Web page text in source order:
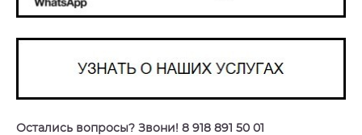
Остались вопросы? Звони! 8 918 891 50 01